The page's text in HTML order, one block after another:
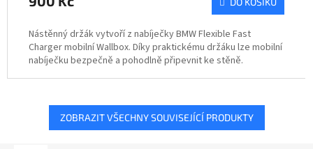
Nástěnný držák vytvoří z nabíječky BMW Flexible Fast
Charger mobilní Wallbox. Díky praktickému držáku lze mobilní
nabíječku bezpečně a pohodlně připevnit ke stěně.
ZOBRAZIT VŠECHNY SOUVISEJÍCÍ PRODUKTY